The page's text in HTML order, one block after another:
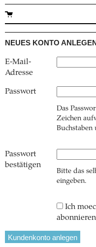
NEUES KONTO
E-Mail-
Adresse
Passwort
Das
Zeichen
Passwort
bestätigen
Bitte das
eingeben.
Ich
abonnieren